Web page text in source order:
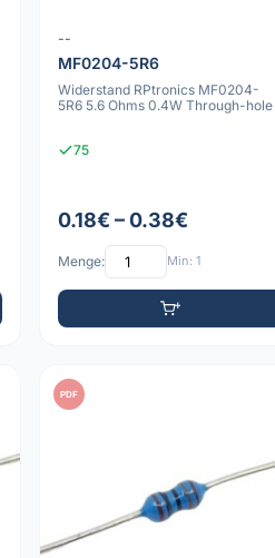
--
MF0204-5R6
Widerstand RPtronics MF0204-
5R6 5.6 Ohms 0.4W Through-hole
75
0.18€ – 0.38€
Menge: Min: 1
PDF